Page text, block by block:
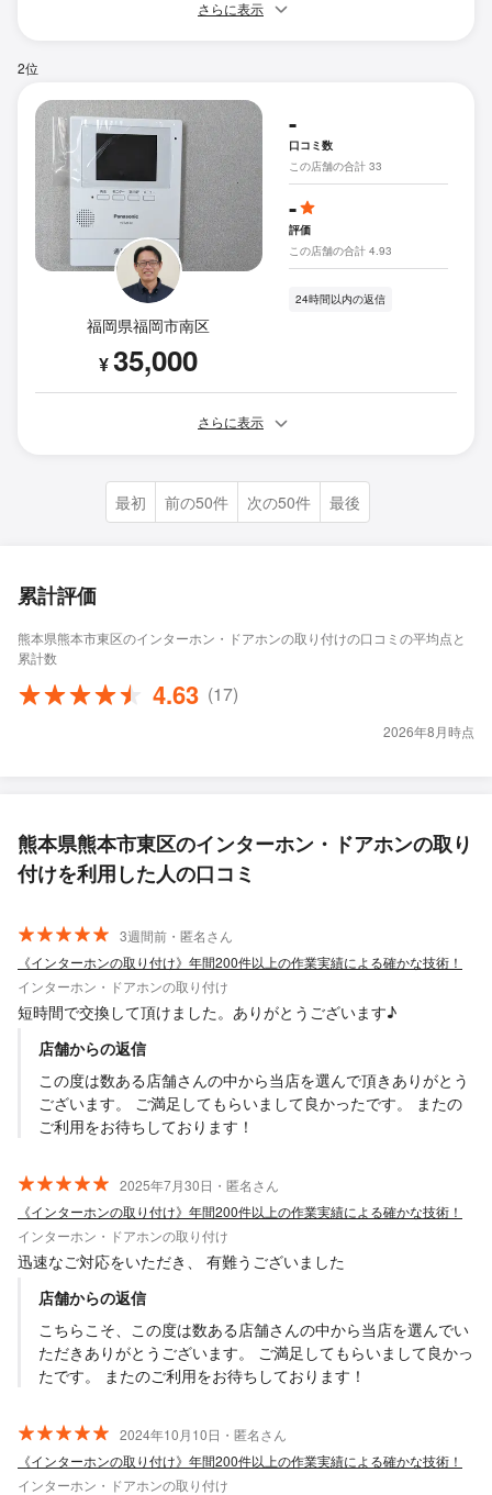
さらに表示
2位
福岡県福岡市南区
¥35,000
-
口コミ数
この店舗の合計 33
-
評価
この店舗の合計 4.93
24時間以内の返信
さらに表示
最初 前の50件 次の50件 最後
累計評価
熊本県熊本市東区のインターホン・ドアホンの取り付けの口コミの平均点と
累計数
4.63 (17)
2026年8月時点
熊本県熊本市東区のインターホン・ドアホンの取り
付けを利用した人の口コミ
3週間前・匿名さん
《インターホンの取り付け》年間200件以上の作業実績による確かな技術！
インターホン・ドアホンの取り付け
短時間で交換して頂けました。ありがとうございます♪
店舗からの返信
この度は数ある店舗さんの中から当店を選んで頂きありがとう
ございます。 ご満足してもらいまして良かったです。 またの
ご利用をお待ちしております！
2025年7月30日・匿名さん
《インターホンの取り付け》年間200件以上の作業実績による確かな技術！
インターホン・ドアホンの取り付け
迅速なご対応をいただき、 有難うございました
店舗からの返信
こちらこそ、この度は数ある店舗さんの中から当店を選んでい
ただきありがとうございます。 ご満足してもらいまして良かっ
たです。 またのご利用をお待ちしております！
2024年10月10日・匿名さん
《インターホンの取り付け》年間200件以上の作業実績による確かな技術！
インターホン・ドアホンの取り付け